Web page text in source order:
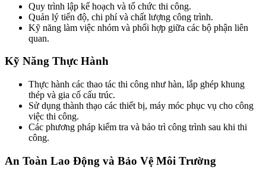
Quy trình lập kế hoạch và tổ chức thi công.
Quản lý tiến độ, chi phí và chất lượng công trình.
Kỹ năng làm việc nhóm và phối hợp giữa các bộ phận liên
quan.
Kỹ Năng Thực Hành
Thực hành các thao tác thi công như hàn, lắp ghép khung
thép và gia cố cấu trúc.
Sử dụng thành thạo các thiết bị, máy móc phục vụ cho công
việc thi công.
Các phương pháp kiểm tra và bảo trì công trình sau khi thi
công.
An Toàn Lao Động và Bảo Vệ Môi Trường